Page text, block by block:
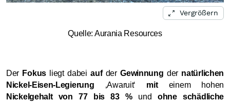
Vergrößern
Quelle: Aurania Resources
Der Fokusliegt dabeiaufderGewinnung der natürlichen
Nickel-Eisen-Legierung ‚Awaruit‘ miteinem hohen
Nickelgehalt von 77 bis 83 %und ohne schädliche